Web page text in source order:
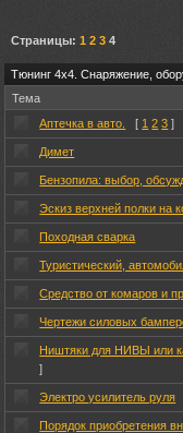
Страницы: 1 2 3 4
Тюнинг 4х4. Снаряжение,
Тема
Аптечка в авто.
[ 1 2 3 ]
Димет
Бензопила: выбор,
Эскиз верхней полки на
Походная сварка
Туристический,
Средство от комаров и
Чертежи силовых
Ништяки для НИВЫ или
]
Электро усилитель руля
Порядок приобретения